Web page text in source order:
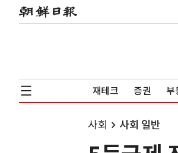
재테크 증권 부
사회 사회 일반